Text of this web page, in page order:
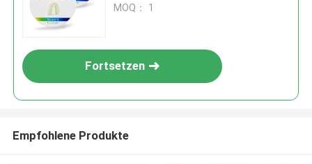
MOQ： 1
Fortsetzen
Empfohlene Produkte